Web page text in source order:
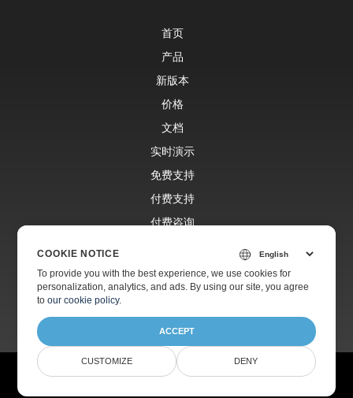
首页
产品
新版本
价格
文档
实时演示
免费支持
付费支持
付费咨询
网站
关于
© Aspose Pty Ltd 2001-2026.
COOKIE NOTICE
To provide you with the best experience, we use cookies for
personalization, analytics, and ads. By using our site, you agree
toour cookie policy.
ACCEPT
CUSTOMIZE DENY